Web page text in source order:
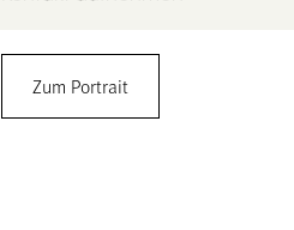
christoph ingenhoven architects
Plange Mühle 1, 40221 Düsseldorf
Zum Portrait